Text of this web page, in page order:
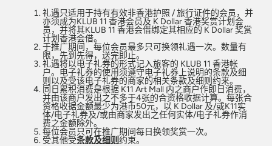
礼遇只适用于持有有效非香港护照 / 旅行证件的会员，并
亦须成为KLUB 11 香港会员及 K Dollar 香港奖赏计划会
员，并将其KLUB 11 香港会借绑定其相应的 K Dollar 奖赏
计划香港会借。
于推广期间，每位会员最多只可换领礼遇一次。数量有
限，先到先得，送完即止。
礼遇将以电子礼券的形式记入旅客的 KLUB 11 香港帐
户。电子礼券的使用须遵守电子礼券上说明的条款及细
则以及受该电子礼券的商家的相关条款及细则约来。
同日累积消费是根据 K11 Art Mall 内之商户作即日消费，
并由该商户发出之不多于4张的合资格收据计算。每张合
资格收据金额最少为港币50元，以 K Dollar 及/或K11实
体/电子礼券及/或由商家发出之任何实体/电子礼券作消
费之金额除外。
每位会员只可在推广期间每日换领奖赏一次。
受其他受条款及细则约束。